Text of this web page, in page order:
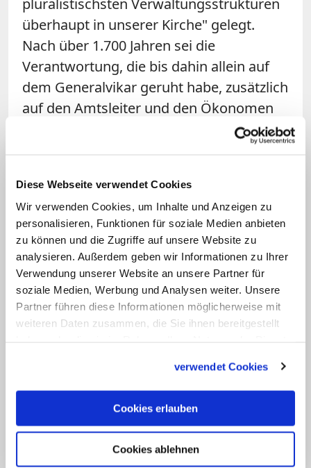
Diese Webseite verwendet Cookies
Wir verwenden Cookies, um Inhalte und Anzeigen zu
personalisieren, Funktionen für soziale Medien anbieten
zu können und die Zugriffe auf unsere Website zu
analysieren. Außerdem geben wir Informationen zu Ihrer
Verwendung unserer Website an unsere Partner für
soziale Medien, Werbung und Analysen weiter. Unsere
Partner führen diese Informationen möglicherweise mit
weiteren Daten zusammen, die Sie ihnen bereitgestellt
verwendet Cookies
Cookies erlauben
Cookies ablehnen
überhaupt in unserer Kirche" gelegt.
Nach über 1.700 Jahren sei die
Verantwortung, die bis dahin allein auf
dem Generalvikar geruht habe, zusätzlich
auf den Amtsleiter und den Ökonomen
auch der Anteil der weiblichen
Führungskräfte liege mittlerweile
deutlich über dem Durchschnitt der
bundesdeutschen
Wirtschaftsunternehmen.
"Das mag vielen selbst ernannten
Reformern nicht passen, weil es nicht in
geprägtes Bild unseres Bistums passt",
so Hüppelshäuser. "Leider greift
obendrein in unserer Gesellschaft immer
mehr Radikalisierung und Intoleranz um
sich, gerade auch von denen ausgehend,